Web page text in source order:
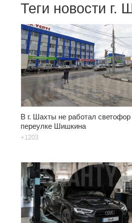
Теги новости
В г. Шахты не работал
переулке Шишкина
+1203